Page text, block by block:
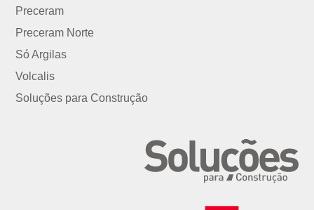
Preceram
Preceram Norte
Só Argilas
Volcalis
Soluções para Construção